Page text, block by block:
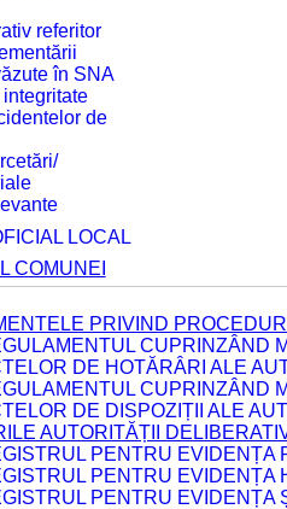
referitor
în SNA
de
LOCAL
COMUNEI
PRIVIND
CUPRINZÂND
DE HOTĂRÂRI ALE
CUPRINZÂND
DE DISPOZIȚII ALE
AUTORITĂȚII
PENTRU EVIDENȚA
PENTRU EVIDENȚA
PENTRU EVIDENȚA